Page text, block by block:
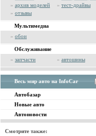
» архив моделей » тест-драйвы
» отзывы
Мультимедиа
» обои
Обслуживание
» запчасти » автошины
Весь мир авто на InfoCar
Автобазар
Новые авто
Автоновости
Смотрите также: